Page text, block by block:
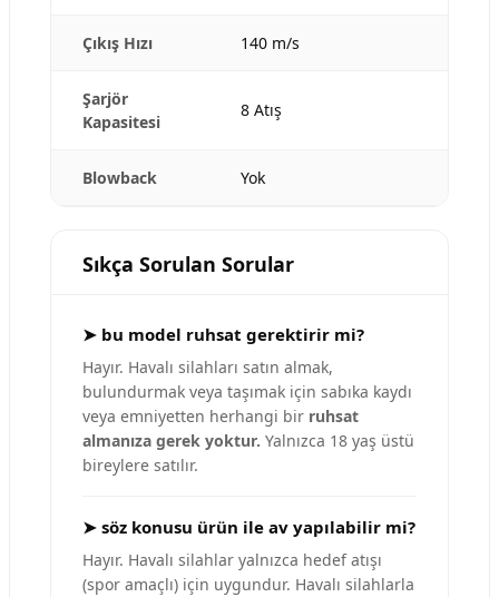
Çıkış Hızı 140 m/s
Şarjör
Kapasitesi
8 Atış
Blowback Yok
Sıkça Sorulan Sorular
➤ bu model ruhsat gerektirir mi?
Hayır. Havalı silahları satın almak,
bulundurmak veya taşımak için sabıka kaydı
veya emniyetten herhangi bir ruhsat
almanıza gerek yoktur. Yalnızca 18 yaş üstü
bireylere satılır.
➤ söz konusu ürün ile av yapılabilir mi?
Hayır. Havalı silahlar yalnızca hedef atışı
(spor amaçlı) için uygundur. Havalı silahlarla